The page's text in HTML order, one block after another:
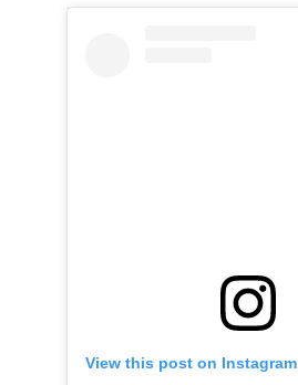
View this post on Instagram